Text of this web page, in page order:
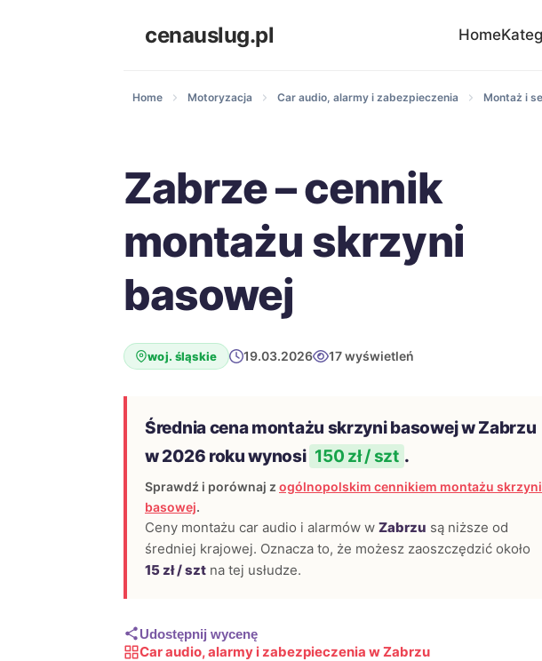
cenauslug.pl Home
Home Motoryzacja Car audio, alarmy i zabezpieczenia Montaż i
Zabrze – cennik
montażu skrzyni
basowej
woj. śląskie 19.03.2026 17 wyświetleń
Średnia cena montażu skrzyni basowej w Zabrzu
w 2026 roku wynosi 150 zł / szt .
Sprawdź i porównaj z ogólnopolskim cennikiem montażu skrzyni
basowej.
Ceny montażu car audio i alarmów w Zabrzu są niższe od
średniej krajowej. Oznacza to, że możesz zaoszczędzić około
15 zł / szt na tej usłudze.
Udostępnij wycenę
Car audio, alarmy i zabezpieczenia w Zabrzu